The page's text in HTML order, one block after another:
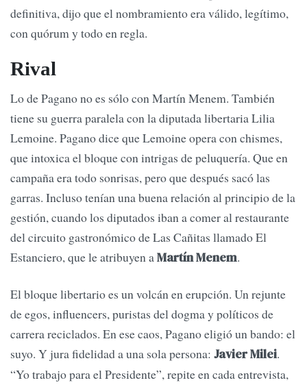
definitiva, dijo que el nombramiento era válido, legítimo,
con quórum y todo en regla.
Rival
Lo de Pagano no es sólo con Martín Menem. También
tiene su guerra paralela con la diputada libertaria Lilia
Lemoine. Pagano dice que Lemoine opera con chismes,
que intoxica el bloque con intrigas de peluquería. Que en
campaña era todo sonrisas, pero que después sacó las
garras. Incluso tenían una buena relación al principio de la
gestión, cuando los diputados iban a comer al restaurante
del circuito gastronómico de Las Cañitas llamado El
Estanciero, que le atribuyen aMartín Menem.
El bloque libertario es un volcán en erupción. Un rejunte
de egos, influencers, puristas del dogma y políticos de
carrera reciclados. En ese caos, Pagano eligió un bando: el
suyo. Y jura fidelidad a una sola persona: Javier Milei.
“Yo trabajo para el Presidente”, repite en cada entrevista,